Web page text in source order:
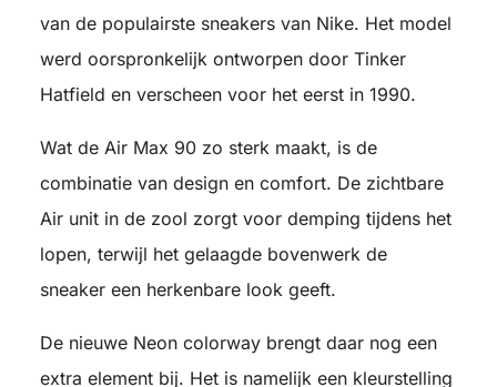
van de populairste sneakers van Nike. Het model
werd oorspronkelijk ontworpen door Tinker
Hatfield en verscheen voor het eerst in 1990.
Wat de Air Max 90 zo sterk maakt, is de
combinatie van design en comfort. De zichtbare
Air unit in de zool zorgt voor demping tijdens het
lopen, terwijl het gelaagde bovenwerk de
sneaker een herkenbare look geeft.
De nieuwe Neon colorway brengt daar nog een
extra element bij. Het is namelijk een kleurstelling